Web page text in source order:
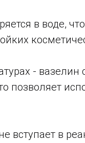
в воде,
- вазелин
позволяет
вступает в